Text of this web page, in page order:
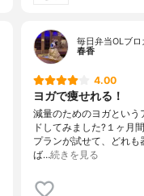
毎日弁当OLブロ
春香
4.00
ヨガで痩せれる！
減量のためのヨガという
ドしてみました?１ヶ月
プランが試せて、どれ
ば…続きを見る